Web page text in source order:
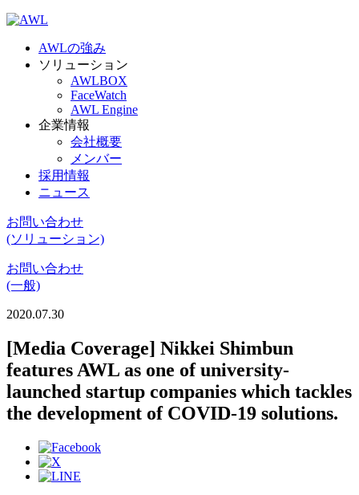
AWLの強み
ソリューション
AWLBOX
FaceWatch
AWL Engine
企業情報
会社概要
メンバー
採用情報
ニュース
お問い合わせ
(ソリューション)
お問い合わせ
(一般)
2020.07.30
[Media Coverage] Nikkei Shimbun
features AWL as one of university-
launched startup companies which tackles
the development of COVID-19 solutions.